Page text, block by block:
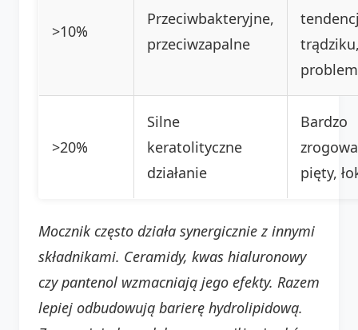
>10%
Przeciwbakteryjne,
przeciwzapalne
>20%
Silne
keratolityczne
działanie
Bardzo
pięty,
Mocznik często działa synergicznie z innymi
składnikami. Ceramidy, kwas hialuronowy
czy pantenol wzmacniają jego efekty. Razem
lepiej odbudowują barierę hydrolipidową.